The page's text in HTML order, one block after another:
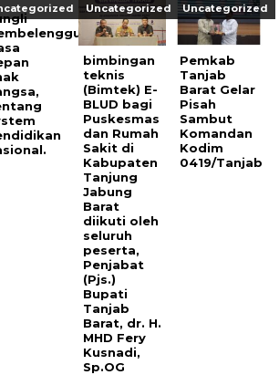
Uncategorized
bimbingan
teknis
(Bimtek) E-
BLUD bagi
Puskesmas
dan Rumah
Sakit di
Kabupaten
Tanjung
Jabung
Barat
diikuti oleh
seluruh
peserta,
Penjabat
(Pjs.)
Bupati
Tanjab
Barat, dr. H.
MHD Fery
Kusnadi,
Sp.OG
Uncategorized
Pemkab
Tanjab
Barat Gelar
Pisah
Sambut
Komandan
Kodim
0419/Tanjab